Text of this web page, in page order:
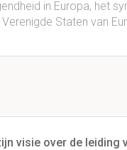
in Europa, het
Staten van
visie over de leiding